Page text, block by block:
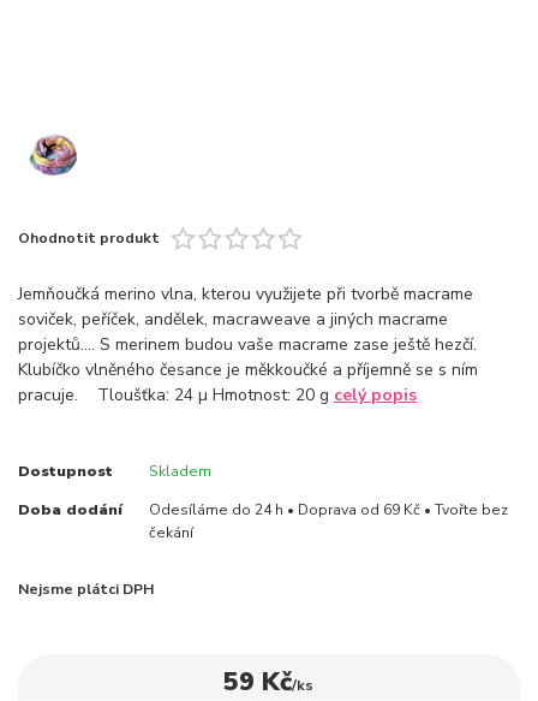
Ohodnotit produkt
Jemňoučká merino vlna, kterou využijete při tvorbě macrame
soviček, peříček, andělek, macraweave a jiných macrame
projektů.... S merinem budou vaše macrame zase ještě hezčí.
Klubíčko vlněného česance je měkkoučké a příjemně se s ním
pracuje. Tloušťka: 24 µ Hmotnost: 20 g celý popis
Dostupnost Skladem
Doba dodání
Odesíláme do 24 h • Doprava od 69 Kč • Tvořte bez
čekání
Nejsme plátci DPH
59 Kč/ks